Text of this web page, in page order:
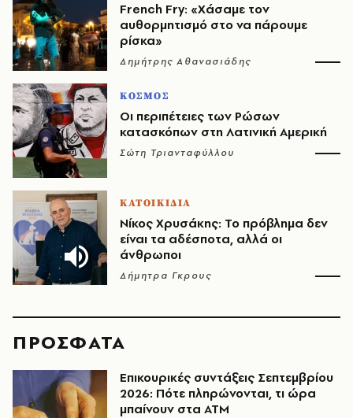
French Fry: «Χάσαμε τον
αυθορμητισμό στο να πάρουμε
ρίσκα»
Δημήτρης Αθανασιάδης
ΚΟΣΜΟΣ
Οι περιπέτειες των Ρώσων
κατασκόπων στη Λατινική Αμερική
Σώτη Τριανταφύλλου
ΚΑΤΟΙΚΙΔΙΑ
Νίκος Χρυσάκης: Το πρόβλημα δεν
είναι τα αδέσποτα, αλλά οι
άνθρωποι
Δήμητρα Γκρους
ΠΡΟΣΦΑΤΑ
Επικουρικές συντάξεις Σεπτεμβρίου
2026: Πότε πληρώνονται, τι ώρα
μπαίνουν στα ΑΤΜ